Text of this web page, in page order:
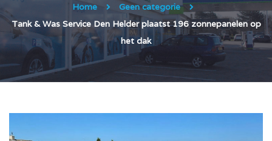
Home
Geen categorie
Tank & Was Service Den Helder plaatst 196 zonnepanelen op
het dak